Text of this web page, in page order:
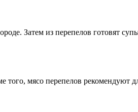
Затем из перепелов готовят
мясо перепелов рекомендуют